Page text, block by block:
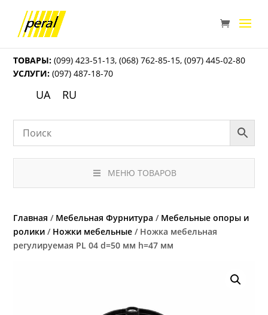
ТОВАРЫ: (099) 423-51-13,(068) 762-85-15,(097) 445-02-80
УСЛУГИ: (097) 487-18-70
UA RU
МЕНЮ ТОВАРОВ
Главная / Мебельная Фурнитура / Мебельные опоры и
ролики / Ножки мебельные / Ножка мебельная
регулируемая PL 04 d=50 мм h=47 мм